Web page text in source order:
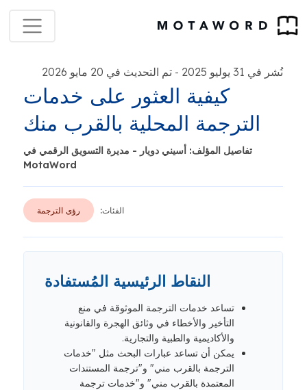
نُشر في 31 يوليو 2025 - تم التحديث في 20 مايو 2026
كيفية العثور على خدمات
الترجمة المحلية بالقرب منك
تفاصيل المؤلف: أسيني دويار - مديرة التسويق الرقمي في
MotaWord
الفئات: رؤى الترجمة
النقاط الرئيسية المُستفادة
تساعد خدمات الترجمة الموثوقة في منع
التأخير والأخطاء في وثائق الهجرة والقانونية
والأكاديمية والطبية والتجارية.
يمكن أن تساعد عبارات البحث مثل "خدمات
الترجمة بالقرب مني" و"ترجمة المستندات
المعتمدة بالقرب مني" و"خدمات ترجمة